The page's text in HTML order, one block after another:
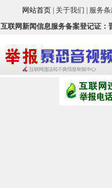
网站首页 关于我们
服务
互联网新闻信息服务备案登记证：